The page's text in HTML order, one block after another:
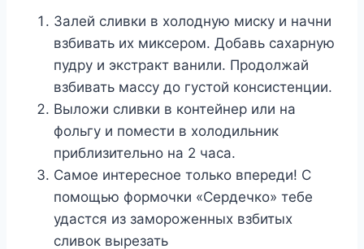
Залей сливки в холодную миску и начни
взбивать их миксером. Добавь сахарную
пудру и экстракт ванили. Продолжай
взбивать массу до густой консистенции.
Выложи сливки в контейнер или на
фольгу и помести в холодильник
приблизительно на 2 часа.
Самое интересное только впереди! С
помощью формочки «Сердечко» тебе
удастся из замороженных взбитых
сливок вырезать